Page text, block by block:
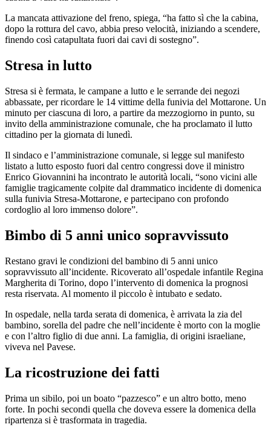
La mancata attivazione del freno, spiega, “ha fatto sì che la cabina,
dopo la rottura del cavo, abbia preso velocità, iniziando a scendere,
finendo così catapultata fuori dai cavi di sostegno”.
Stresa in lutto
Stresa si è fermata, le campane a lutto e le serrande dei negozi
abbassate, per ricordare le 14 vittime della funivia del Mottarone. Un
minuto per ciascuna di loro, a partire da mezzogiorno in punto, su
invito della amministrazione comunale, che ha proclamato il lutto
cittadino per la giornata di lunedì.
Il sindaco e l’amministrazione comunale, si legge sul manifesto
listato a lutto esposto fuori dal centro congressi dove il ministro
Enrico Giovannini ha incontrato le autorità locali, “sono vicini alle
famiglie tragicamente colpite dal drammatico incidente di domenica
sulla funivia Stresa-Mottarone, e partecipano con profondo
cordoglio al loro immenso dolore”.
Bimbo di 5 anni unico sopravvissuto
Restano gravi le condizioni del bambino di 5 anni unico
sopravvissuto all’incidente. Ricoverato all’ospedale infantile Regina
Margherita di Torino, dopo l’intervento di domenica la prognosi
resta riservata. Al momento il piccolo è intubato e sedato.
In ospedale, nella tarda serata di domenica, è arrivata la zia del
bambino, sorella del padre che nell’incidente è morto con la moglie
e con l’altro figlio di due anni. La famiglia, di origini israeliane,
viveva nel Pavese.
La ricostruzione dei fatti
Prima un sibilo, poi un boato “pazzesco” e un altro botto, meno
forte. In pochi secondi quella che doveva essere la domenica della
ripartenza si è trasformata in tragedia.